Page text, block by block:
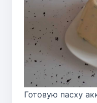
Готовую пасху